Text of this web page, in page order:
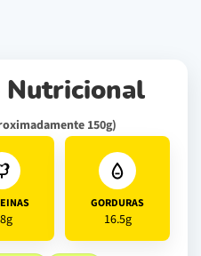
Nutricional
150g)
GORDURAS
16.5g